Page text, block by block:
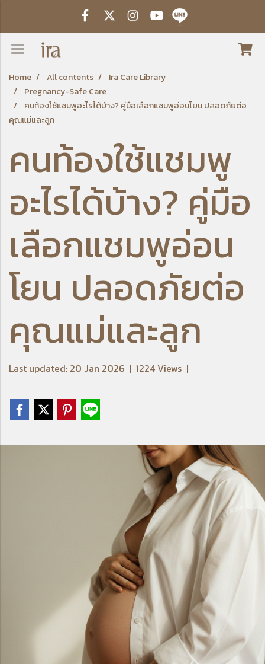
Home All contents
Ira Care Library
Pregnancy-Safe Care
คนท้องใช้แชมพูอะไรได้บ้าง? คู่มือเลือกแชมพูอ่อนโยน ปลอดภัยต่อ
คุณแม่และลูก
คนท้องใช้แชมพู
อะไรได้บ้าง? คู่มือ
เลือกแชมพูอ่อน
โยน ปลอดภัยต่อ
คุณแม่และลูก
Last updated: 20 Jan 2026 | 1224 Views |